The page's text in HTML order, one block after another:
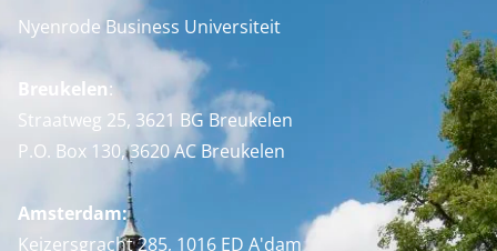
Nyenrode Business Universiteit
Breukelen:
Straatweg 25, 3621 BG Breukelen
P.O. Box 130, 3620 AC Breukelen
Amsterdam:
Keizersgracht 285, 1016 ED A'dam